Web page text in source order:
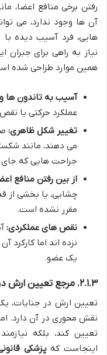
رفتن برخی منافع اعضا،
آن ها وجود ندارد، می
هایی، فرد آسیب دیده
نیاز به راهی برای
همین موارد طراحی شده
آسیب به تاندون ها
عملکرد حرکتی یا
تغییر شکل ظاهری:
می دهند، مانند
جراحت هایی که جای
از بین رفتن منافع
چشایی، یا بخشی از
مقرر نشده است.
نقص های عملکردی:
نزده اند اما کارکرد
یک عضو.
۲.۱.۳. مرجع تعیین ارش در جنایات
تعیین ارش در جنایات،
نقش محوری در آن دارد.
تعیین کند، بلکه
اینجاست کهپزشکی